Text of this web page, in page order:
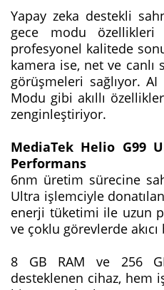
Yapay zeka destekli
gece modu özellikleri
profesyonel kalitede
kamera ise, net ve
görüşmeleri sağlıyor.
Modu gibi akıllı
zenginleştiriyor.
MediaTek Helio G99
Performans
6nm üretim sürecine
Ultra işlemciyle
enerji tüketimi ile uzun
ve çoklu görevlerde
8 GB RAM ve 256
desteklenen cihaz, hem